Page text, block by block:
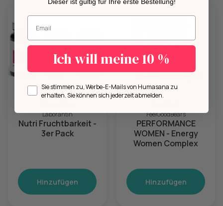
Laborantin
Nutri Fruchtbarkeit -
3er Pack
Hinzufügen
FeelGoodBears
PERFORMANCE
WOMEN - Energy
Women Complex
Hinzufügen
Geben Sie Ihre E-Mail-Adresse ein.
Ich will meine 10 %
Opt inSie stimmen zu, Werbe-E-Mails von Humasana zu
erhalten. Sie können sich jederzeit abmelden.